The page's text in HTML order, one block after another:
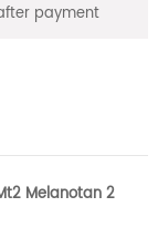
payment
Melanotan 2